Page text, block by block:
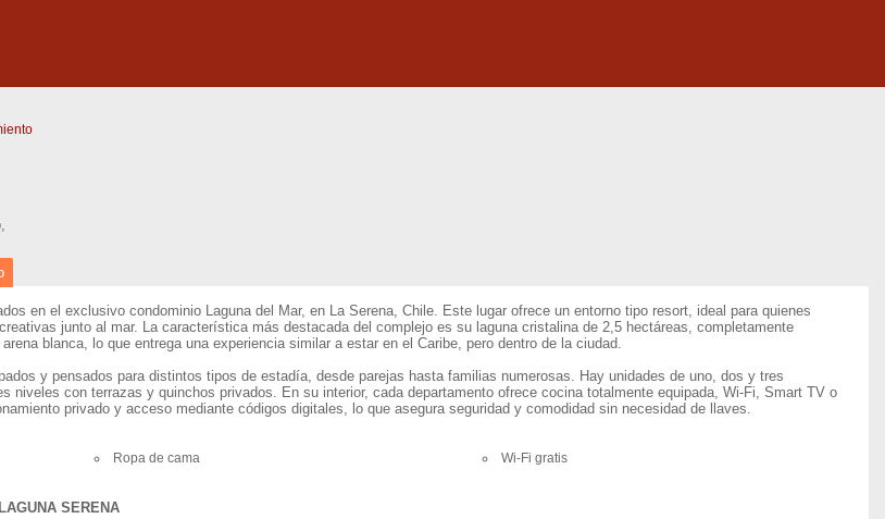
,
en el exclusivo condominio Laguna del Mar, en La Serena, Chile. Este lugar ofrece un entorno tipo resort, ideal para quienes
junto al mar. La característica más destacada del complejo es su laguna cristalina de 2,5 hectáreas, completamente
blanca, lo que entrega una experiencia similar a estar en el Caribe, pero dentro de la ciudad.
y pensados para distintos tipos de estadía, desde parejas hasta familias numerosas. Hay unidades de uno, dos y tres
niveles con terrazas y quinchos privados. En su interior, cada departamento ofrece cocina totalmente equipada, Wi-Fi, Smart TV o
privado y acceso mediante códigos digitales, lo que asegura seguridad y comodidad sin necesidad de llaves.
Ropa de cama Wi-Fi gratis
LAGUNA SERENA